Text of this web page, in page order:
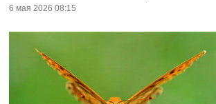
6 мая 2026 08:15